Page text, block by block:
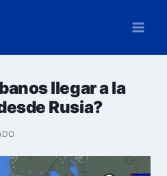
llegar a la
Rusia?